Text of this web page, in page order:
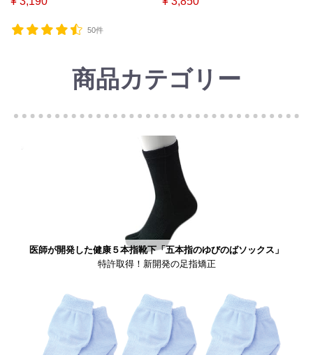
50件
商品カテゴリー
医師が開発した健康５本指靴下「五本指のゆびのばソックス」
特許取得！新開発の足指矯正